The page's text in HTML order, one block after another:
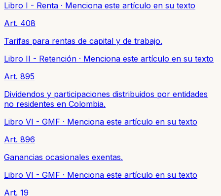
Libro I - Renta · Menciona este artículo en su texto
Art. 408
Tarifas para rentas de capital y de trabajo.
Libro II - Retención · Menciona este artículo en su texto
Art. 895
Dividendos y participaciones distribuidos por entidades
no residentes en Colombia.
Libro VI - GMF · Menciona este artículo en su texto
Art. 896
Ganancias ocasionales exentas.
Libro VI - GMF · Menciona este artículo en su texto
Art. 19